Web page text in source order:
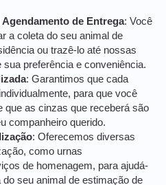
de Entrega: Você
a coleta do seu animal de
ou trazê-lo até nossas
preferência e conveniência.
: Garantimos que cada
para que você
que as cinzas que receberá são
companheiro querido.
: Oferecemos diversas
como urnas
de homenagem, para ajudá-
do seu animal de estimação de